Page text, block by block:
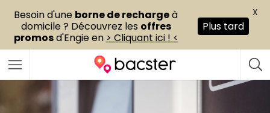
Besoin d'une borne de rechargeà
domicile ? Découvrez les offres
promosd'Engie en > Cliquant ici ! <
Plus tard
X